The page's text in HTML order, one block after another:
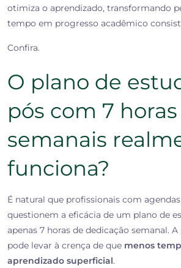
otimiza o aprendizado, transformando
tempo em progresso acadêmico
Confira.
O plano de
pós com 7 horas
semanais
funciona?
É natural que profissionais com
questionem a eficácia de um plano de
apenas 7 horas de dedicação semanal.
pode levar à crença de que menos
aprendizado superficial.